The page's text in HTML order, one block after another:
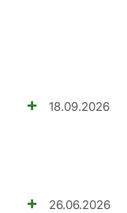
18.09.2026
26.06.2026